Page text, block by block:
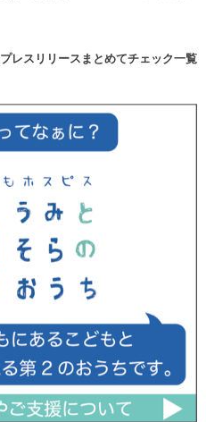
プレスリリースまとめてチェック一覧